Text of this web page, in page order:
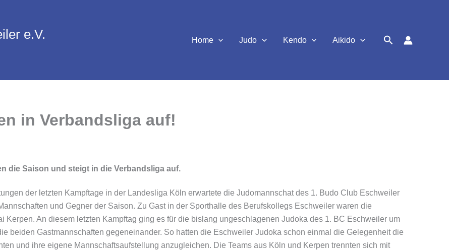
e.V. Home Judo Kendo Aikido Suchen
in Verbandsliga auf!
die Saison und steigt in die Verbandsliga auf.
der letzten Kampftage in der Landesliga Köln erwartete die Judomannschat des 1. Budo Club Eschweiler
und Gegner der Saison. Zu Gast in der Sporthalle des Berufskollegs Eschweiler waren die
Kerpen. An diesem letzten Kampftag ging es für die bislang ungeschlagenen Judoka des 1. BC Eschweiler um
beiden Gastmannschaften gegeneinander. So hatten die Eschweiler Judoka schon einmal die Gelegenheit die
und ihre eigene Mannschaftsaufstellung anzugleichen. Die Teams aus Köln und Kerpen trennten sich mit